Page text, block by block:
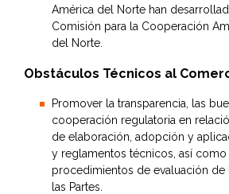
América del Norte han
Comisión para la Cooperación
del Norte.
Obstáculos Técnicos al
Promover la transparencia, las
cooperación regulatoria en
de elaboración, adopción y
y reglamentos técnicos, así como
procedimientos de evaluación
las Partes.